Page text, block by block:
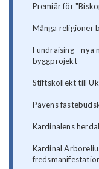
Premiär för
Många religioner
Fundraising -
byggprojekt
Stiftskollekt till
Påvens
Kardinalens
Kardinal